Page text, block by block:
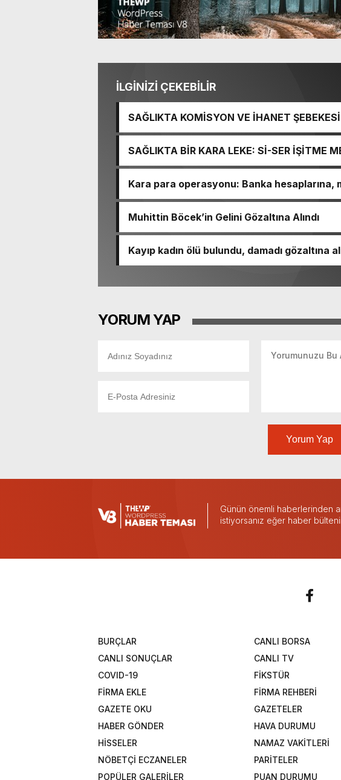
İLGİNİZİ ÇEKEBİLİR
SAĞLIKTA KOMİSYON VE İHANET
İŞİTME MERKEZİ’NİN SGK VURGUNU!
SAĞLIKTA BİR KARA LEKE: Sİ-SER İŞİTME
TACİRLİĞİ
Kara para operasyonu: Banka hesaplarına,
Muhittin Böcek’in Gelini Gözaltına Alındı
Kayıp kadın ölü bulundu, damadı gözaltına
YORUM YAP
Yorum Yap
Günün önemli haberlerinden
istiyorsanız eğer haber
BURÇLAR
CANLI BORSA
CANLI SONUÇLAR
CANLI TV
COVID-19
FİKSTÜR
FİRMA EKLE
FİRMA REHBERİ
GAZETE OKU
GAZETELER
HABER GÖNDER
HAVA DURUMU
HİSSELER
NAMAZ VAKİTLERİ
NÖBETÇİ ECZANELER
PARİTELER
POPÜLER GALERİLER
PUAN DURUMU